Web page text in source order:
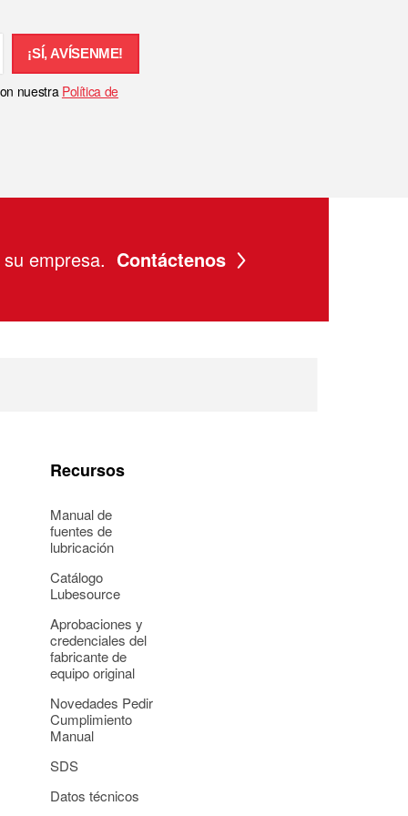
¡SÍ, AVÍSENME!
nuestra Política de
empresa. Contáctenos
Recursos
Manual de
fuentes de
lubricación
Catálogo
Lubesource
Aprobaciones y
credenciales del
fabricante de
equipo original
Novedades Pedir
Cumplimiento
Manual
SDS
Datos técnicos